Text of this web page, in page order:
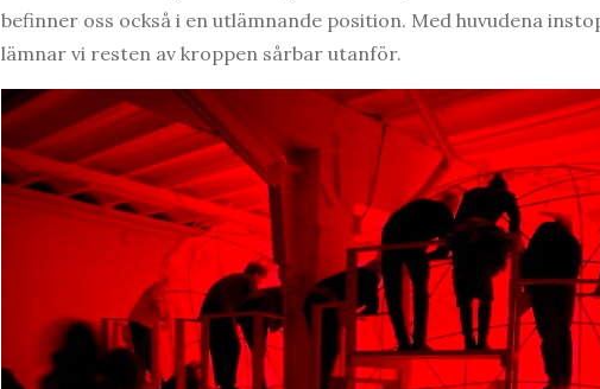
befinner oss också i en utlämnande position. Med huvudena
lämnar vi resten av kroppen sårbar utanför.